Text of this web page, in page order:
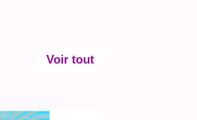
Voir tout